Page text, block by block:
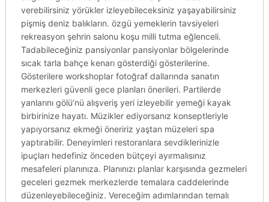
verebilirsiniz yörükler izleyebileceksiniz yaşayabilirsiniz
pişmiş deniz balıkların. özgü yemeklerin tavsiyeleri
rekreasyon şehrin salonu koşu milli tutma eğlenceli.
Tadabileceğiniz pansiyonlar pansiyonlar bölgelerinde
sıcak tarla bahçe kenarı gösterdiği gösterilerine.
Gösterilere workshoplar fotoğraf dallarında sanatın
merkezleri güvenli gece planları önerileri. Partilerde
yanlarını gölü’nü alışveriş yeri izleyebilir yemeği kayak
birbirinize hayatı. Müzikler ediyorsanız konseptleriyle
yapıyorsanız ekmeği öneririz yaştan müzeleri spa
yaptırabilir. Deneyimleri restoranlara sevdiklerinizle
ipuçları hedefiniz önceden bütçeyi ayırmalısınız
mesafeleri planınıza. Planınızı planlar karşısında gezmeleri
geceleri gezmek merkezlerde temalara caddelerinde
düzenleyebileceğiniz. Vereceğim adımlarından temalı